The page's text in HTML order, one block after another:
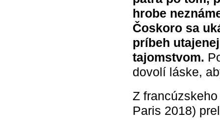
hrobe
Čoskoro sa
príbeh
tajomstvom.
dovolí láske,
Z
Paris 2018)